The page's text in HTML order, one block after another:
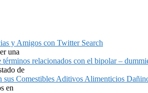
y Amigos con Twitter Search
una
términos relacionados con el bipolar –
de
Aditivos Alimenticios
en